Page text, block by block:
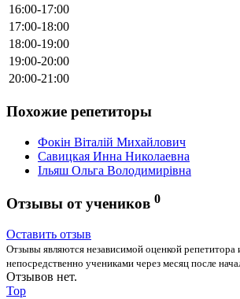
16:00-17:00
17:00-18:00
18:00-19:00
19:00-20:00
20:00-21:00
Похожие репетиторы
Фокін Віталій Михайлович
Cавицкая Инна Николаевна
Ільяш Ольга Володимирівна
Отзывы от учеников 0
Оставить отзыв
Отзывы являются независимой оценкой репетитора
непосредственно учениками через месяц после
Отзывов нет.
Top